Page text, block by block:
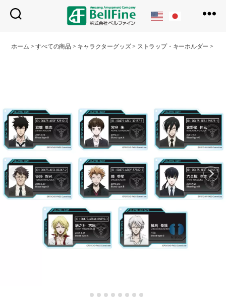
フ
ホーム >すべての商品 > キャラクターグッズ> ストラップ・キーホルダー >